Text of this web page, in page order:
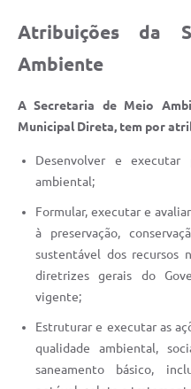
Atribuições da
Ambiente
A Secretaria de Meio
Municipal Direta, tem por
Desenvolver e
ambiental;
Formular, executar e
à preservação,
sustentável dos recursos
diretrizes gerais do
vigente;
Estruturar e executar as
qualidade ambiental,
saneamento básico,